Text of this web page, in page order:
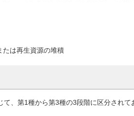
たは再生資源の堆積
て、第1種から第3種の3段階に区分されて